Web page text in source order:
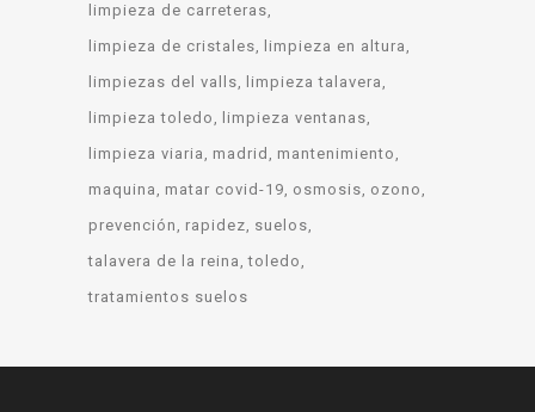
limpieza de carreteras
limpieza de cristales
limpieza en altura
limpiezas del valls
limpieza talavera
limpieza toledo
limpieza ventanas
limpieza viaria
madrid
mantenimiento
maquina
matar covid-19 osmosis ozono
prevención
rapidez suelos
talavera de la reina toledo
tratamientos suelos